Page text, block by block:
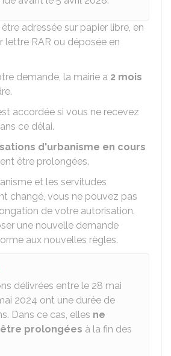
adressée sur papier libre, en
lettre RAR ou déposée en
demande, la mairie a 2 mois
accordée si vous ne recevez
ce délai.
d'urbanisme en cours
être prolongées.
et les servitudes
changé, vous ne pouvez pas
de votre autorisation.
une nouvelle demande
aux nouvelles règles.
délivrées entre le 28 mai
2024 ont une durée de
Dans ce cas, elles ne
prolongées à la fin des